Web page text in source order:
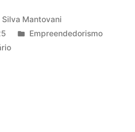
Silva Mantovani
Empreendedorismo